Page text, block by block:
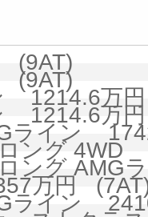
(9AT)
(9AT)
1214.6万
1214.6万
ライン
ング
ング
万円
ライン